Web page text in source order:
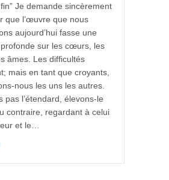
fin” Je demande sincèrement
que l’œuvre que nous
aujourd’hui fasse une
sur les cœurs, les
âmes. Les difficultés
mais en tant que croyants,
nous les uns les autres.
pas l’étendard, élevons-le
contraire, regardant à celui
et le…